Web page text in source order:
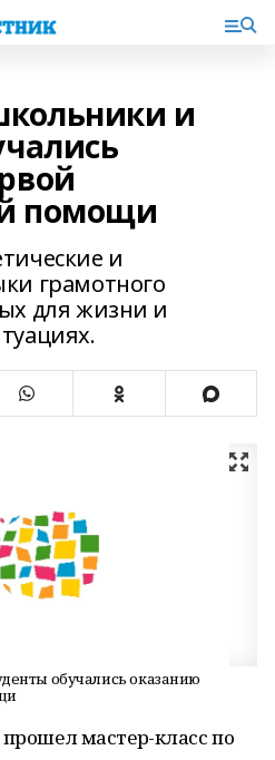
и
помощи
и
грамотного
для жизни и
обучались оказанию
мастер-класс по